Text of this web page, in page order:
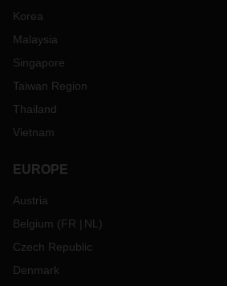
Korea
Malaysia
Singapore
Taiwan Region
Thailand
Vietnam
EUROPE
Austria
Belgium (FR NL )
Czech Republic
Denmark